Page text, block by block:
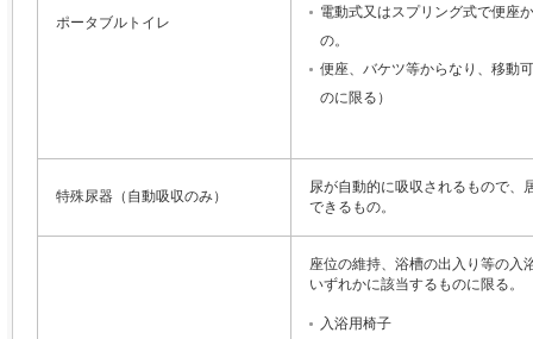
ポータブルトイレ
電動式又はスプリング式で便座
の。
便座、バケツ等からなり、移動
のに限る）
特殊尿器（自動吸収のみ）
尿が自動的に吸収されるもので、
できるもの。
座位の維持、浴槽の出入り等の入
いずれかに該当するものに限る。
入浴用椅子